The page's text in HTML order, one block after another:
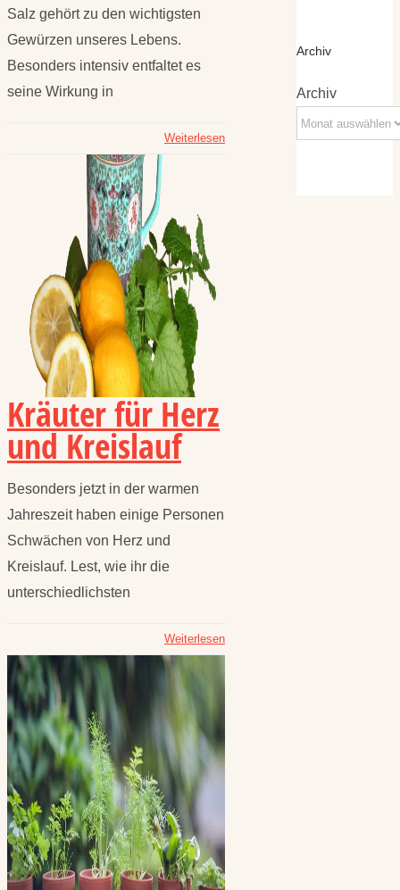
Salz gehört zu den wichtigsten
Gewürzen unseres Lebens.
Besonders intensiv entfaltet es
seine Wirkung in
Weiterlesen
Kräuter für Herz
und Kreislauf
Besonders jetzt in der warmen
Jahreszeit haben einige Personen
Schwächen von Herz und
Kreislauf. Lest, wie ihr die
unterschiedlichsten
Weiterlesen
Archiv
Archiv